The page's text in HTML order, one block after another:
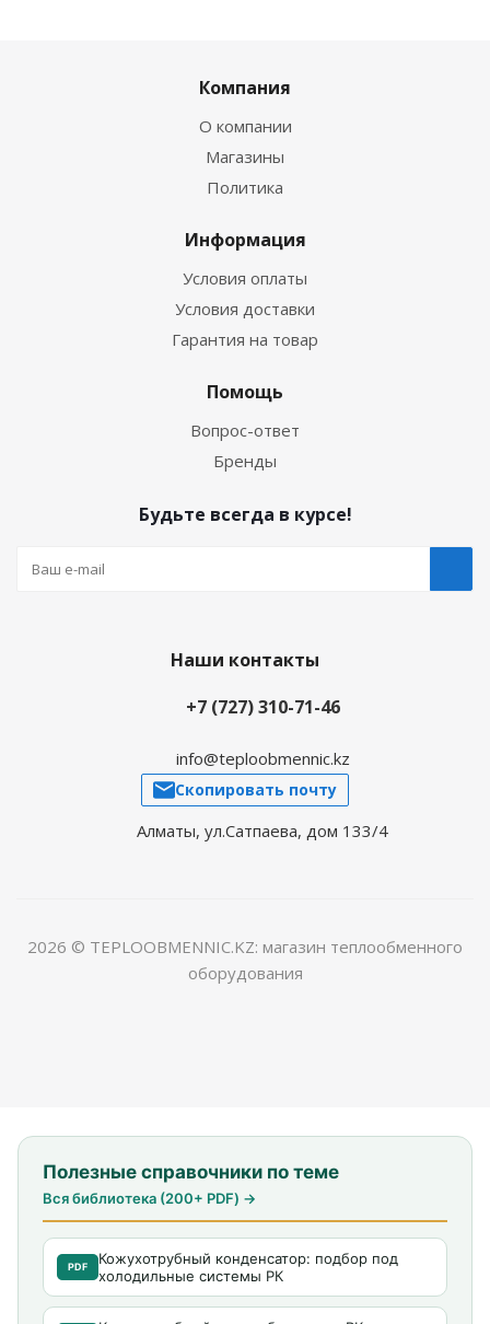
Компания
О компании
Магазины
Политика
Информация
Условия оплаты
Условия доставки
Гарантия на товар
Помощь
Вопрос-ответ
Бренды
Будьте всегда в курсе!
Наши контакты
+7 (727) 310-71-46
info@teploobmennic.kz
Скопировать почту
Алматы, ул.Сатпаева, дом 133/4
2026 © TEPLOOBMENNIC.KZ: магазин теплообменного
оборудования
Полезные справочники по теме
Вся библиотека (200+ PDF) →
PDF
Кожухотрубный конденсатор: подбор под
холодильные системы РК